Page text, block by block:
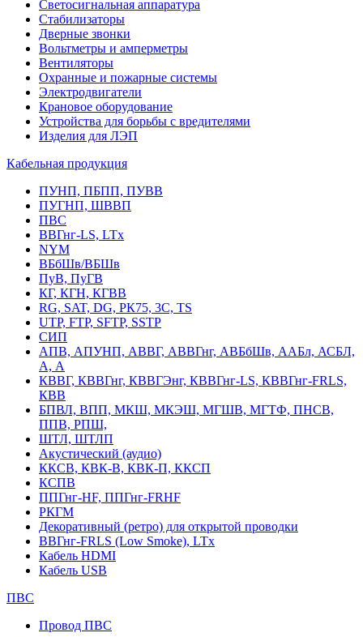
Светосигнальная аппаратура
Стабилизаторы
Дверные звонки
Вольтметры и амперметры
Вентиляторы
Охранные и пожарные системы
Электродвигатели
Крановое оборудование
Устройства для борьбы с вредителями
Изделия для ЛЭП
Кабельная продукция
ПУНП, ПБПП, ПУВВ
ПУГНП, ШВВП
ПВС
ВВГнг-LS, LTx
NYM
ВБбШв/ВБШв
ПуВ, ПуГВ
КГ, КГН, КГВВ
RG, SAT, DG, РК75, 3С, TS
UTP, FTP, SFTP, SSTP
СИП
АПВ, АПУНП, АВВГ, АВВГнг, АВБбШв, ААБл, АСБЛ,
А, А
КВВГ, КВВГнг, КВВГЭнг, КВВГнг-LS, КВВГнг-FRLS,
КВВ
БПВЛ, ВПП, МКШ, МКЭШ, МГШВ, МГТФ, ПНСВ,
ППВ, РПШ,
ШТЛ, ШТЛП
Акустический (аудио)
ККСВ, КВК-В, КВК-П, ККСП
КСПВ
ППГнг-HF, ППГнг-FRHF
РКГМ
Декоративный (ретро) для открытой проводки
ВВГнг-FRLS (Low Smoke), LTx
Кабель HDMI
Кабель USB
ПВС
Провод ПВС